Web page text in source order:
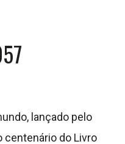
lançado pelo
centenário do Livro